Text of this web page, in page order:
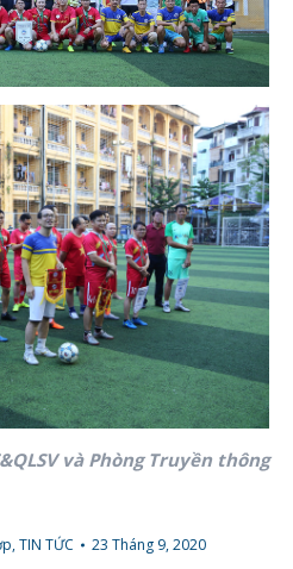
và Phòng Truyền thông
,TIN TỨC 23 Tháng 9, 2020